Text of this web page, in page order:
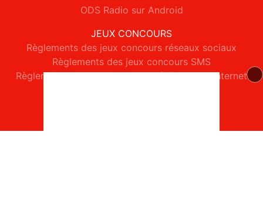
ODS Radio sur Android
JEUX CONCOURS
Règlements des jeux concours réseaux sociaux
Règlements des jeux concours SMS
Règlements des jeux concours téléphone et internet